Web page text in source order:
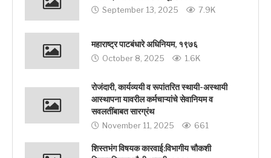
September 13, 2025 7.9K
महाराष्ट्र पाटबंधारे अधिनियम, १९७६
October 8, 2025 1.6K
रोजंदारी, कार्यव्ययी व रूपांतरित स्थायी-अस्थायी
आस्थापना यावरील कर्मचाऱ्यांचे सेवानियम व
सवलतींबाबत सारग्रंथ
November 11, 2025 661
शिस्तभंग विषयक कारवाई:विभागीय चौकशी